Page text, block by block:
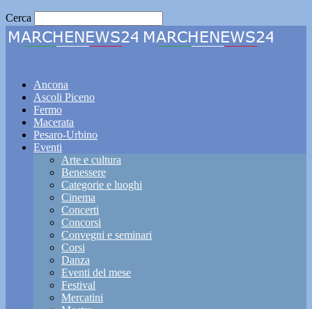
Cerca
Ancona
Ascoli Piceno
Fermo
Macerata
Pesaro-Urbino
Eventi
Arte e cultura
Benessere
Categorie e luoghi
Cinema
Concerti
Concorsi
Convegni e seminari
Corsi
Danza
Eventi del mese
Festival
Mercatini